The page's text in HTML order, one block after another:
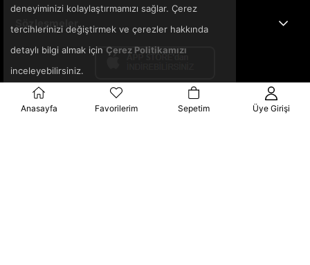
Sözleşmeler
deneyiminizi kolaylaştırmamızı sağlar. Çerez
tercihlerinizi değiştirmek ve çerezler hakkında
detaylı bilgi almak için Çerez Politikamızı
inceleyebilirsiniz.
Anasayfa Favorilerim Sepetim Üye Girişi